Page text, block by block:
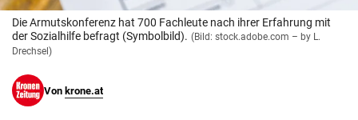
Die Armutskonferenz hat 700 Fachleute nach ihrer Erfahrung mit
der Sozialhilfe befragt (Symbolbild). (Bild: stock.adobe.com – by L.
Drechsel)
Von krone.at